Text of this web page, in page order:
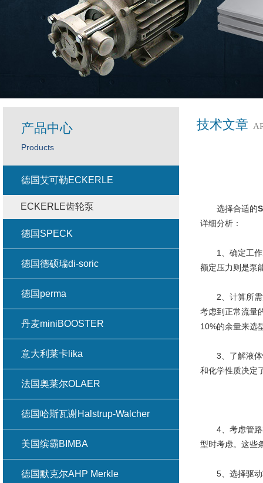
技术文章
选择合适的
详细分析：
1、确定工作压
额定压力则是泵
2、计算所需流
考虑到正常流量
10%的余量来选
3、了解液体性
和化学性质决定
4、考虑管路布
型时考虑。这些
5、选择驱动功
产品中心
Products
德国艾可勒ECKERLE
ECKERLE齿轮泵
德国SPECK
德国德硕瑞di-soric
德国perma
丹麦miniBOOSTER
意大利莱卡lika
法国奥莱尔OLAER
德国哈斯瓦谢Halstrup-Walcher
美国缤霸BIMBA
德国默克尔AHP Merkle